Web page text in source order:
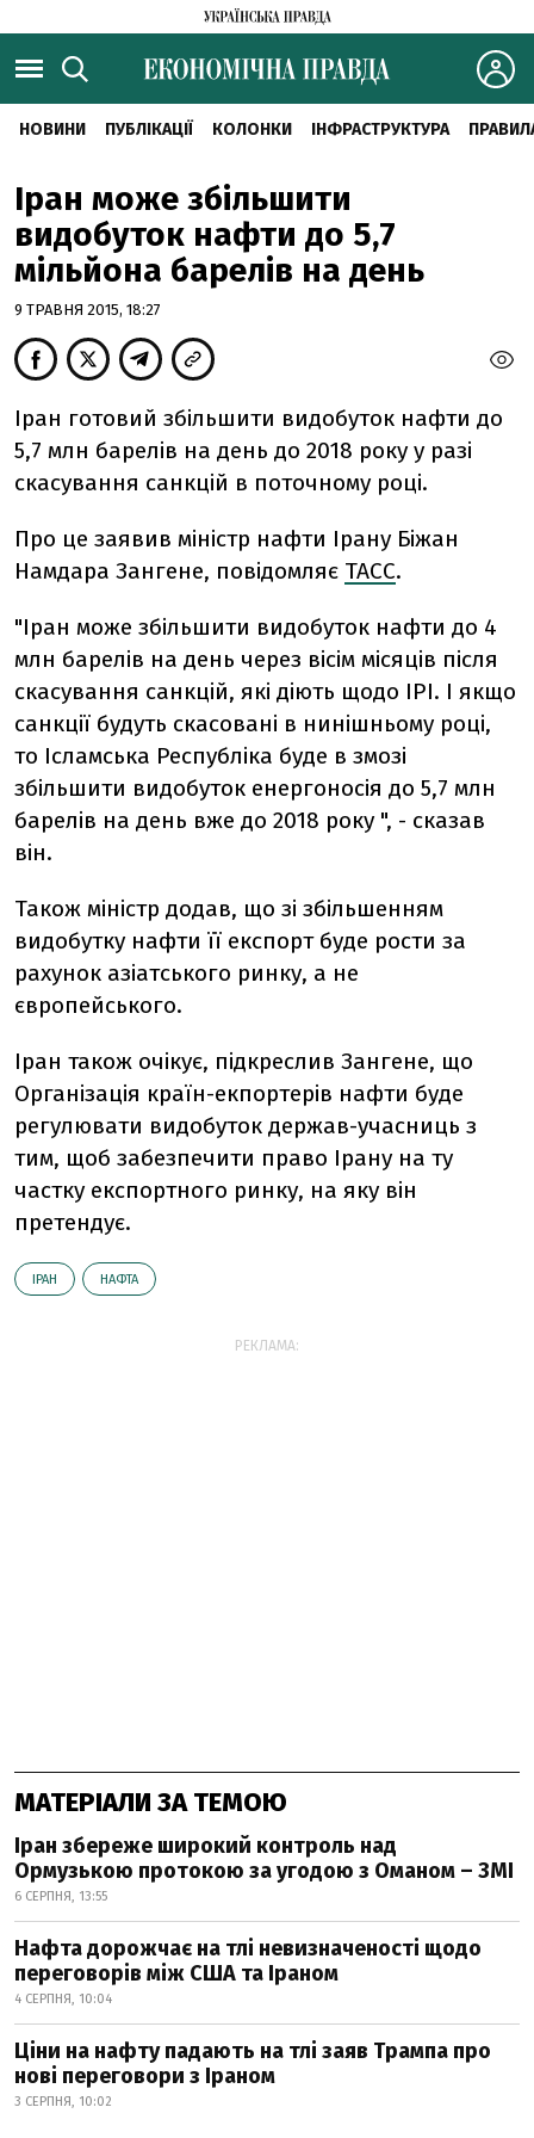
НОВИНИ ПУБЛІКАЦІЇ КОЛОНКИ ІНФРАСТРУКТУРА
Іран може збільшити
видобуток нафти до 5,7
мільйона барелів на день
9 ТРАВНЯ 2015, 18:27
Іран готовий збільшити видобуток нафти до
5,7 млн барелів на день до 2018 року у разі
скасування санкцій в поточному році.
Про це заявив міністр нафти Ірану Біжан
Намдара Зангене, повідомляє ТАСС.
"Іран може збільшити видобуток нафти до 4
млн барелів на день через вісім місяців після
скасування санкцій, які діють щодо ІРІ. І якщо
санкції будуть скасовані в нинішньому році,
то Ісламська Республіка буде в змозі
збільшити видобуток енергоносія до 5,7 млн
барелів на день вже до 2018 року ", - сказав
він.
Також міністр додав, що зі збільшенням
видобутку нафти її експорт буде рости за
рахунок азіатського ринку, а не
європейського.
Іран також очікує, підкреслив Зангене, що
Організація країн-екпортерів нафти буде
регулювати видобуток держав-учасниць з
тим, щоб забезпечити право Ірану на ту
частку експортного ринку, на яку він
претендує.
ІРАН НАФТА
РЕКЛАМА:
МАТЕРІАЛИ ЗА ТЕМОЮ
Іран збереже широкий контроль над
Ормузькою протокою за угодою з Оманом – ЗМІ
6 СЕРПНЯ, 13:55
Нафта дорожчає на тлі невизначеності щодо
переговорів між США та Іраном
4 СЕРПНЯ, 10:04
Ціни на нафту падають на тлі заяв Трампа про
нові переговори з Іраном
3 СЕРПНЯ, 10:02